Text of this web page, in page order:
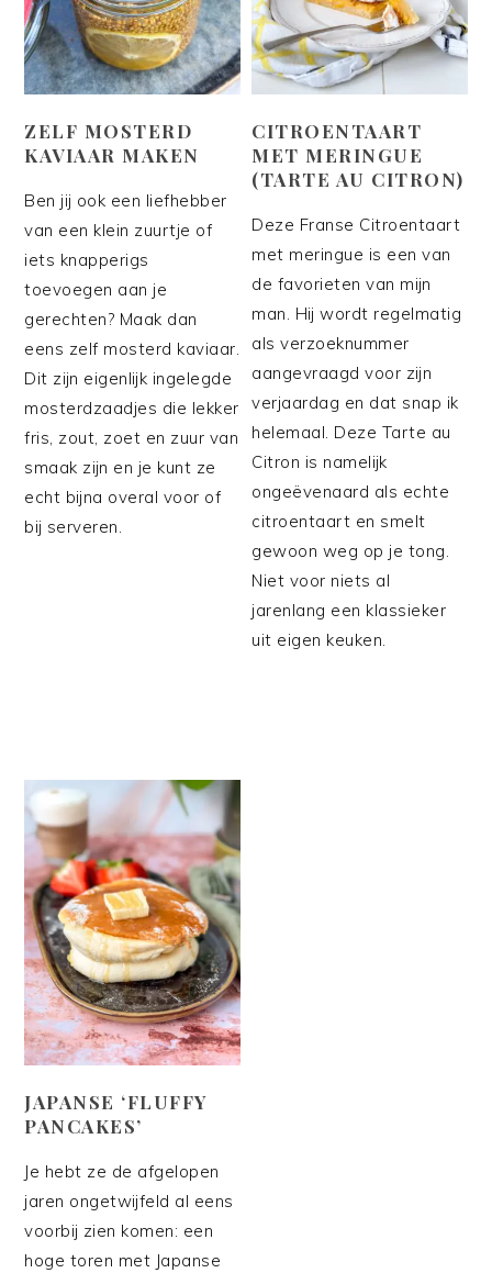
ZELF MOSTERD
KAVIAAR MAKEN
Ben jij ook een liefhebber
van een klein zuurtje of
iets knapperigs
toevoegen aan je
gerechten? Maak dan
eens zelf mosterd kaviaar.
Dit zijn eigenlijk ingelegde
mosterdzaadjes die lekker
fris, zout, zoet en zuur van
smaak zijn en je kunt ze
echt bijna overal voor of
bij serveren.
CITROENTAART
MET MERINGUE
(TARTE AU CITRON)
Deze Franse Citroentaart
met meringue is een van
de favorieten van mijn
man. Hij wordt regelmatig
als verzoeknummer
aangevraagd voor zijn
verjaardag en dat snap ik
helemaal. Deze Tarte au
Citron is namelijk
ongeëvenaard als echte
citroentaart en smelt
gewoon weg op je tong.
Niet voor niets al
jarenlang een klassieker
uit eigen keuken.
JAPANSE ‘FLUFFY
PANCAKES’
Je hebt ze de afgelopen
jaren ongetwijfeld al eens
voorbij zien komen: een
hoge toren met Japanse